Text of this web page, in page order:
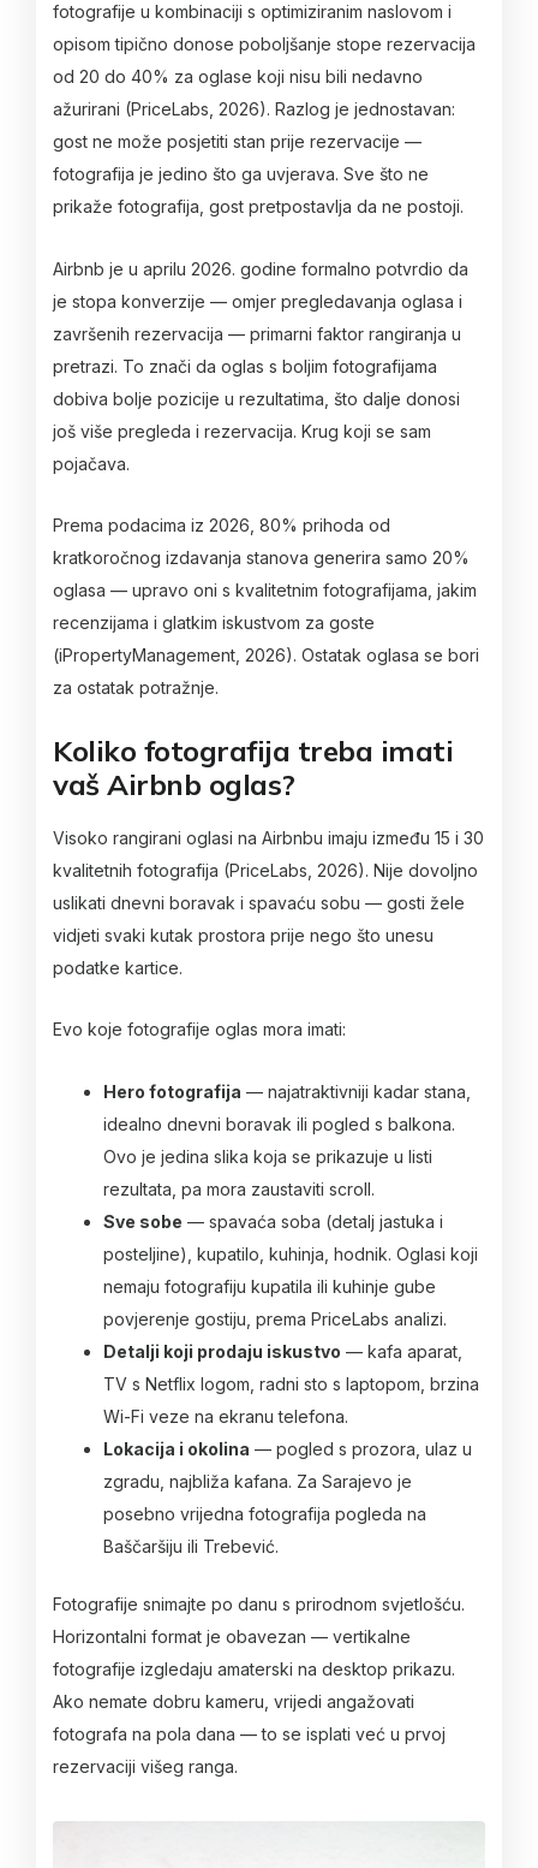
fotografije u kombinaciji s optimiziranim naslovom i
opisom tipično donose poboljšanje stope rezervacija
od 20 do 40% za oglase koji nisu bili nedavno
ažurirani (PriceLabs, 2026). Razlog je jednostavan:
gost ne može posjetiti stan prije rezervacije —
fotografija je jedino što ga uvjerava. Sve što ne
prikaže fotografija, gost pretpostavlja da ne postoji.
Airbnb je u aprilu 2026. godine formalno potvrdio da
je stopa konverzije — omjer pregledavanja oglasa i
završenih rezervacija — primarni faktor rangiranja u
pretrazi. To znači da oglas s boljim fotografijama
dobiva bolje pozicije u rezultatima, što dalje donosi
još više pregleda i rezervacija. Krug koji se sam
pojačava.
Prema podacima iz 2026, 80% prihoda od
kratkoročnog izdavanja stanova generira samo 20%
oglasa — upravo oni s kvalitetnim fotografijama, jakim
recenzijama i glatkim iskustvom za goste
(iPropertyManagement, 2026). Ostatak oglasa se bori
za ostatak potražnje.
Koliko fotografija treba imati
vaš Airbnb oglas?
Visoko rangirani oglasi na Airbnbu imaju između 15 i 30
kvalitetnih fotografija (PriceLabs, 2026). Nije dovoljno
uslikati dnevni boravak i spavaću sobu — gosti žele
vidjeti svaki kutak prostora prije nego što unesu
podatke kartice.
Evo koje fotografije oglas mora imati:
Hero fotografija — najatraktivniji kadar stana,
idealno dnevni boravak ili pogled s balkona.
Ovo je jedina slika koja se prikazuje u listi
rezultata, pa mora zaustaviti scroll.
Sve sobe — spavaća soba (detalj jastuka i
posteljine), kupatilo, kuhinja, hodnik. Oglasi koji
nemaju fotografiju kupatila ili kuhinje gube
povjerenje gostiju, prema PriceLabs analizi.
Detalji koji prodaju iskustvo — kafa aparat,
TV s Netflix logom, radni sto s laptopom, brzina
Wi-Fi veze na ekranu telefona.
Lokacija i okolina — pogled s prozora, ulaz u
zgradu, najbliža kafana. Za Sarajevo je
posebno vrijedna fotografija pogleda na
Baščaršiju ili Trebević.
Fotografije snimajte po danu s prirodnom svjetlošću.
Horizontalni format je obavezan — vertikalne
fotografije izgledaju amaterski na desktop prikazu.
Ako nemate dobru kameru, vrijedi angažovati
fotografa na pola dana — to se isplati već u prvoj
rezervaciji višeg ranga.